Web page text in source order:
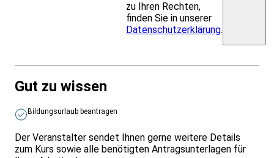
zu Ihren Rechten,
finden Sie in unserer
Datenschutzerklärung.
Gut zu wissen
Bildungsurlaub beantragen
Der Veranstalter sendet Ihnen gerne weitere Details
zum Kurs sowie alle benötigten Antragsunterlagen für